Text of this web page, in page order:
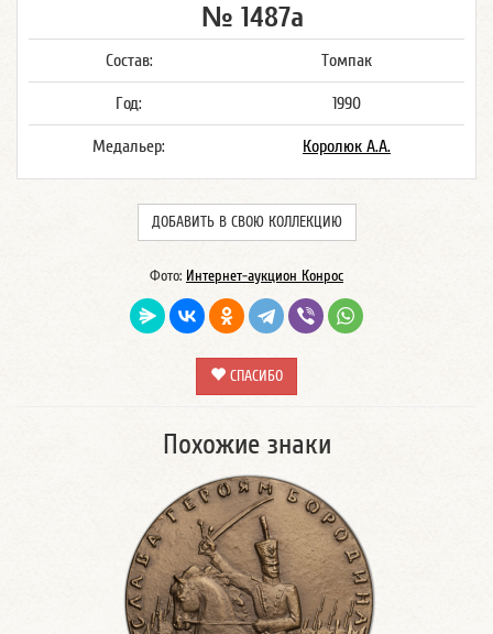
№ 1487а
Состав: Томпак
Год: 1990
Медальер: Королюк А.А.
ДОБАВИТЬ В СВОЮ КОЛЛЕКЦИЮ
Фото: Интернет-аукцион Конрос
СПАСИБО
Похожие знаки